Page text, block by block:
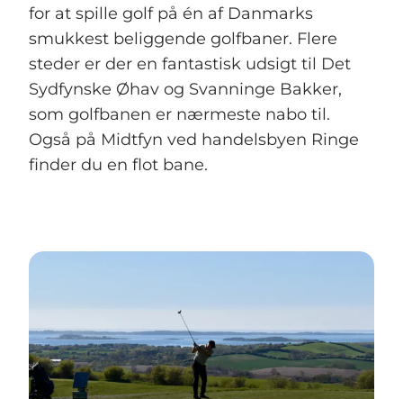
for at spille golf på én af Danmarks
smukkest beliggende golfbaner. Flere
steder er der en fantastisk udsigt til Det
Sydfynske Øhav og Svanninge Bakker,
som golfbanen er nærmeste nabo til.
Også på Midtfyn ved handelsbyen Ringe
finder du en flot bane.